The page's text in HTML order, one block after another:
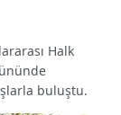
Halk
buluştu.